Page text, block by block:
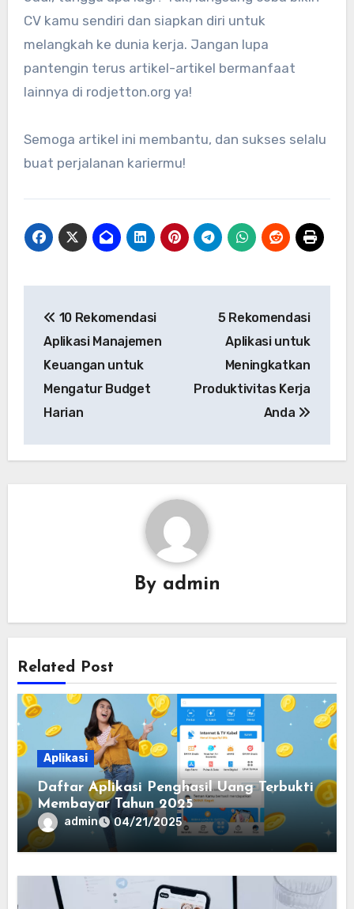
CV kamu sendiri dan siapkan diri untuk
melangkah ke dunia kerja. Jangan lupa
pantengin terus artikel-artikel bermanfaat
lainnya di rodjetton.org ya!
Semoga artikel ini membantu, dan sukses selalu
buat perjalanan kariermu!
pos
10 Rekomendasi
Aplikasi Manajemen
Keuangan untuk
Mengatur Budget
Harian
5 Rekomendasi
Aplikasi untuk
Meningkatkan
Produktivitas Kerja
Anda
By admin
Related Post
Aplikasi
Daftar Aplikasi Penghasil Uang Terbukti
Membayar Tahun 2025
admin 04/21/2025